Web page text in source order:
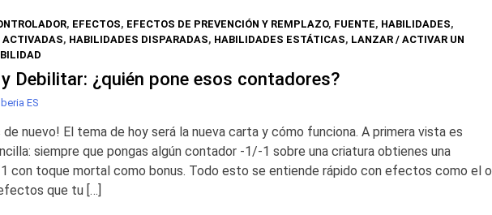
, EFECTOS, EFECTOS DE PREVENCIÓN Y REMPLAZO, FUENTE, HABILIDADES,
ACTIVADAS, HABILIDADES DISPARADAS, HABILIDADES ESTÁTICAS, LANZAR / ACTIVAR UN
Debilitar: ¿quién pone esos contadores?
ES
de nuevo! El tema de hoy será la nueva carta y cómo funciona. A primera vista es
siempre que pongas algún contador -1/-1 sobre una criatura obtienes una
con toque mortal como bonus. Todo esto se entiende rápido con efectos como el o
que tu […]